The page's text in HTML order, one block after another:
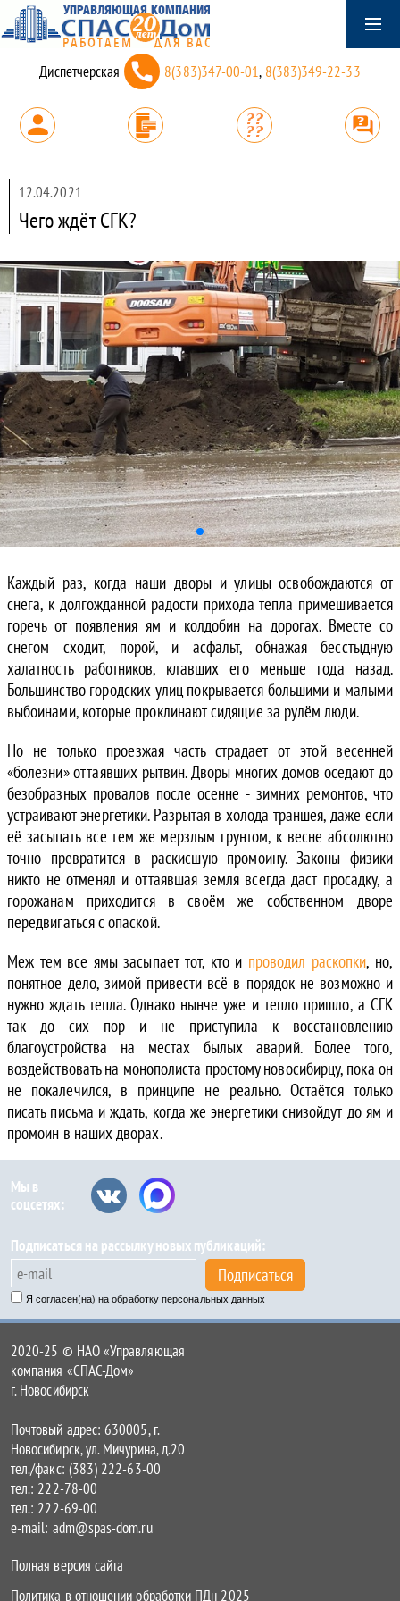
Диспетчерская 8(383)347-00-01, 8(383)349-22-33
12.04.2021
Чего ждёт СГК?
Каждый раз, когда наши дворы и улицы освобождаются от
снега, к долгожданной радости прихода тепла примешивается
горечь от появления ям и колдобин на дорогах. Вместе со
снегом сходит, порой, и асфальт, обнажая бесстыдную
халатность работников, клавших его меньше года назад.
Большинство городских улиц покрывается большими и малыми
выбоинами, которые проклинают сидящие за рулём люди.
Но не только проезжая часть страдает от этой весенней
«болезни» оттаявших рытвин. Дворы многих домов оседают до
безобразных провалов после осенне - зимних ремонтов, что
устраивают энергетики. Разрытая в холода траншея, даже если
её засыпать все тем же мерзлым грунтом, к весне абсолютно
точно превратится в раскисшую промоину. Законы физики
никто не отменял и оттаявшая земля всегда даст просадку, а
горожанам приходится в своём же собственном дворе
передвигаться с опаской.
Меж тем все ямы засыпает тот, кто и проводил раскопки, но,
понятное дело, зимой привести всё в порядок не возможно и
нужно ждать тепла. Однако нынче уже и тепло пришло, а СГК
так до сих пор и не приступила к восстановлению
благоустройства на местах былых аварий. Более того,
воздействовать на монополиста простому новосибирцу, пока он
не покалечился, в принципе не реально. Остаётся только
писать письма и ждать, когда же энергетики снизойдут до ям и
промоин в наших дворах.
Мы в
соцсетях:
Подписаться на рассылку новых публикаций:
Подписаться
Я согласен(на) на обработку персональных данных
2020-25 © НАО «Управляющая
компания «СПАС-Дом»
г. Новосибирск
Почтовый адрес: 630005, г.
Новосибирск, ул. Мичурина, д.20
тел./факс: (383) 222-63-00
тел.: 222-78-00
тел.: 222-69-00
e-mail: adm@spas-dom.ru
Полная версия сайта
Политика в отношении обработки ПДн 2025